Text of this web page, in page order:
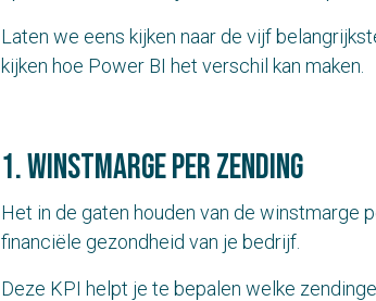
Laten we eens kijken naar de vijf
kijken hoe Power BI het verschil kan maken.
1. Winstmarge per zending
Het in de gaten houden van de winstmarge
financiële gezondheid van je bedrijf.
Deze KPI helpt je te bepalen welke